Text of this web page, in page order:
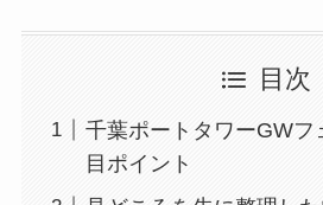
目次
千葉ポートタワーGWフ
目ポイント